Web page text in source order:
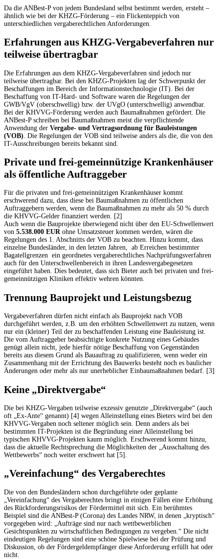
Da die ANBest-P von jedem Bundesland selbst bestimmt werden, ersteht –
ähnlich wie bei der KHZG-Förderung – ein Flickenteppich von
unterschiedlichen vergaberechtlichen Anforderungen.
Erfahrungen aus KHZG-Vergabeverfahren nur
teilweise übertragbar
Die Erfahrungen aus dem KHZG-Vergabeverfahren sind jedoch nur
teilweise übertragbar. Bei den KHZG-Projekten lag der Schwerpunkt der
Beschaffungen im Bereich der Informationstechnologie (IT). Bei der
Beschaffung von IT-Hard- und Software waren die Regelungen der
GWB/VgV (oberschwellig) bzw. der UVgO (unterschwellig) anwendbar.
Bei der KHVVG-Förderung werden auch Baumaßnahmen gefördert. Die
ANBest-P schreiben bei Baumaßnahmen meist die verpflichtende
Anwendung der Vergabe- und Vertragsordnung für Bauleistungen
(VOB) . Die Regelungen der VOB sind teilweise anders als die, die von den
IT-Ausschreibungen bereits bekannt sind.
Private und frei-gemeinnützige Krankenhäuser
als öffentliche Auftraggeber
Für die privaten und frei-gemeinnützigen Krankenhäuser kommt
erschwerend dazu, dass diese bei Baumaßnahmen zu öffentlichen
Auftraggebern werden, wenn die Baumaßnahmen zu mehr als 50 % durch
die KHVVG-Gelder finanziert werden. [2]
Auch wenn die Bauprojekte überwiegend nicht über den EU-Schwellenwert
von 5.538.000 EUR ohne Umsatzsteuer kommen werden, wären die
Regelungen des 1. Abschnitts der VOB zu beachten. Hinzu kommt, dass
einzelne Bundesländer, in den letzten Jahren, ab Erreichen bestimmter
Bagatellgrenzen ein geordnetes vergaberechtliches Nachprüfungsverfahren
auch für den Unterschwellenbereich in ihren Landesvergabegesetzen
eingeführt haben. Dies bedeutet, dass sich Bieter auch bei privaten und frei-
gemeinnützigen Kliniken effektiv wehren könnten.
Trennung Bauprojekt und Leistungsbezug
Vergabeverfahren dürfen nicht einfach als Bauprojekt nach VOB
durchgeführt werden, z.B. um den erhöhten Schwellenwert zu nutzen, wenn
nur ein (kleiner) Teil der zu beschaffenden Leistung eine Bauleistung ist.
Die vom Auftraggeber beabsichtigte konkrete Nutzung eines Gebäudes
genügt allein nicht, jede hierfür nötige Beschaffung von Gegenständen
bereits aus diesem Grund als Bauauftrag zu qualifizieren, wenn weder ein
Zusammenhang mit der Errichtung des Bauwerks besteht noch es baulicher
Änderungen oder mehr als nur unerheblicher Einbaumaßnahmen bedarf. [3]
Keine „Direktvergabe“
Die bei KHZG-Vergaben teilweise exzessiv genutzte „Direktvergabe“ (auch
oft „Ex-Ante“ genannt) [4] wegen Alleinstellung eines Bieters wird bei den
KHVVG-Vergaben noch seltener möglich sein. Denn anders als bei
bestimmten IT-Projekten ist die Begründung einer Alleinstellung bei
typischen KHVVG-Projekten kaum möglich. Erschwerend kommt hinzu,
dass die aktuelle Rechtsprechung die Möglichkeiten der „Ausschaltung des
Wettbewerbs“ noch weiter erschwert hat [5].
„Vereinfachung“ des Vergaberechtes
Die von den Bundesländern schon durchgeführte oder geplante
„Vereinfachung“ des Vergaberechtes bringt in einigen Fällen eine Erhöhung
des Rückforderungsrisikos der Fördermittel mit sich. Ein berühmtes
Beispiel sind die ANBest-P (Corona) des Landes NRW, in denen „kryptisch“
vorgegeben wird: „Aufträge sind nur nach wettbewerblichen
Gesichtspunkten zu wirtschaftlichen Bedingungen zu vergeben.“ Die nicht
eindeutigen Regelungen sind eine schöne Spielwiese bei der Prüfung und
Diskussion, ob der Fördergeldempfänger diese Anforderung erfüllt hat oder
nicht.